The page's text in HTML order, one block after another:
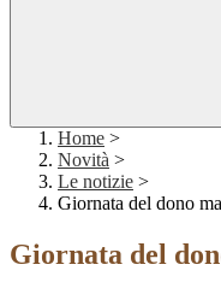
Home >
Novità >
Le notizie >
Giornata del dono
Giornata del